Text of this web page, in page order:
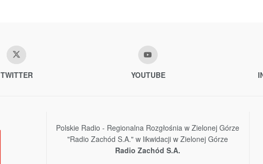
TWITTER YOUTUBE
Polskie Radio - Regionalna Rozgłośnia w Zielonej Górze
"Radio Zachód S.A." w likwidacji w Zielonej Górze
Radio Zachód S.A.